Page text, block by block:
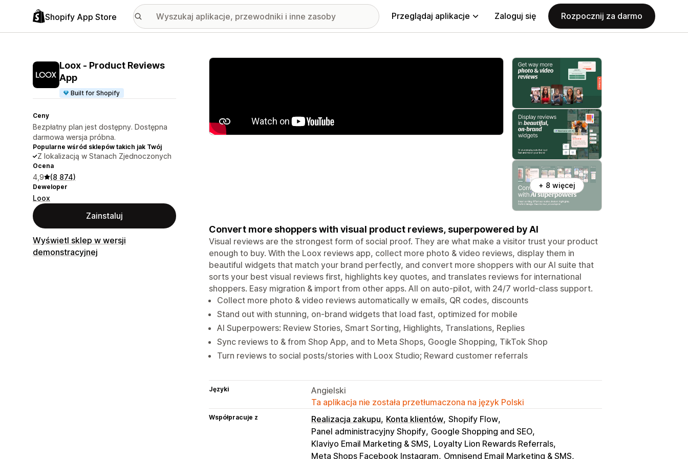
Shopify App Store Przeglądaj aplikacje Zaloguj się Rozpocznij za darmo
Loox ‑ Product Reviews
App
Built for Shopify
Ceny
Bezpłatny plan jest dostępny. Dostępna
darmowa wersja próbna.
Popularne wśród sklepów takich jak Twój
Z lokalizacją w Stanach Zjednoczonych
Ocena
4,9 (8 874)
Deweloper
Loox
Zainstaluj
Wyświetl sklep w wersji
demonstracyjnej
Wyróżnione obrazy w galerii
+ 8 więcej
Convert more shoppers with visual product reviews, superpowered by AI
Visual reviews are the strongest form of social proof. They are what make a visitor trust your product
enough to buy. With the Loox reviews app, collect more photo & video reviews, display them in
beautiful widgets that match your brand perfectly, and convert more shoppers with our AI suite that
sorts your best visual reviews first, highlights key quotes, and translates reviews for international
shoppers. Easy migration & import from other apps. All on auto-pilot, with 24/7 world-class support.
Collect more photo & video reviews automatically w emails, QR codes, discounts
Stand out with stunning, on-brand widgets that load fast, optimized for mobile
AI Superpowers: Review Stories, Smart Sorting, Highlights, Translations, Replies
Sync reviews to & from Shop App, and to Meta Shops, Google Shopping, TikTok Shop
Turn reviews to social posts/stories with Loox Studio; Reward customer referrals
Języki
Angielski
Ta aplikacja nie została przetłumaczona na język Polski
Współpracuje z Realizacja zakupu Konta klientów Shopify Flow
Panel administracyjny Shopify Google Shopping and SEO
Klaviyo Email Marketing & SMS Loyalty Lion Rewards Referrals
Meta Shops Facebook Instagram Omnisend Email Marketing & SMS